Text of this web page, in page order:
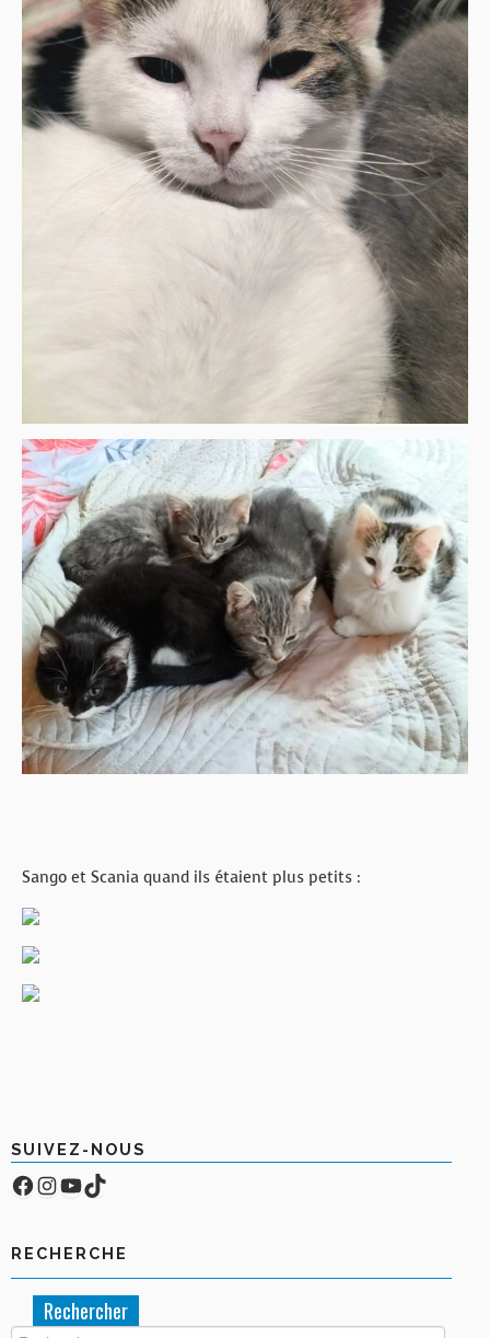
Sango et Scania quand ils étaient plus petits :
SUIVEZ-NOUS
Facebook
Compte Instagram
YouTube
TikTok
RECHERCHE
Rechercher :